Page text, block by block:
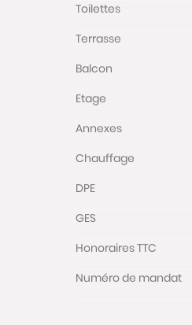
Toilettes
Terrasse
Balcon
Etage
Annexes
Chauffage
DPE
GES
Honoraires TTC
Numéro de mandat